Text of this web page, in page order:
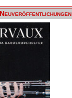
Neuveröffentlichungen